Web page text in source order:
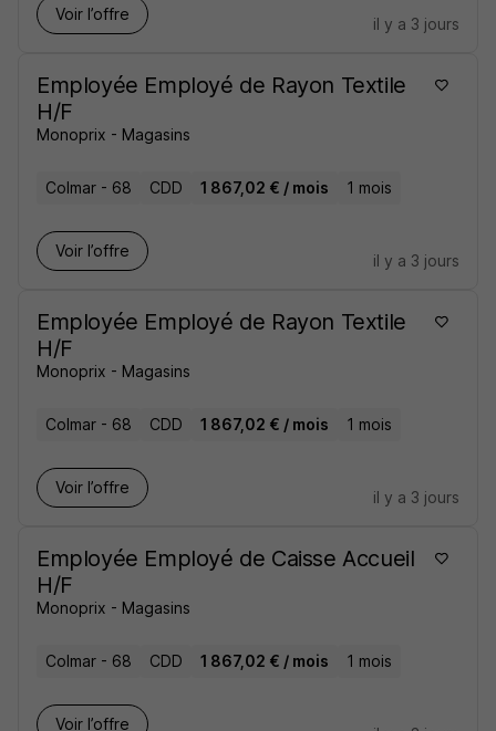
Voir l’offre
il y a 3 jours
Employée Employé de Rayon Textile
H/F
Monoprix - Magasins
Colmar - 68 CDD 1 867,02 € / mois 1 mois
Voir l’offre
il y a 3 jours
Employée Employé de Rayon Textile
H/F
Monoprix - Magasins
Colmar - 68 CDD 1 867,02 € / mois 1 mois
Voir l’offre
il y a 3 jours
Employée Employé de Caisse Accueil
H/F
Monoprix - Magasins
Colmar - 68 CDD 1 867,02 € / mois 1 mois
Voir l’offre